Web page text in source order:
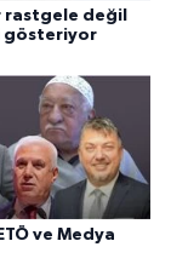
rastgele değil
gösteriyor
ve Medya